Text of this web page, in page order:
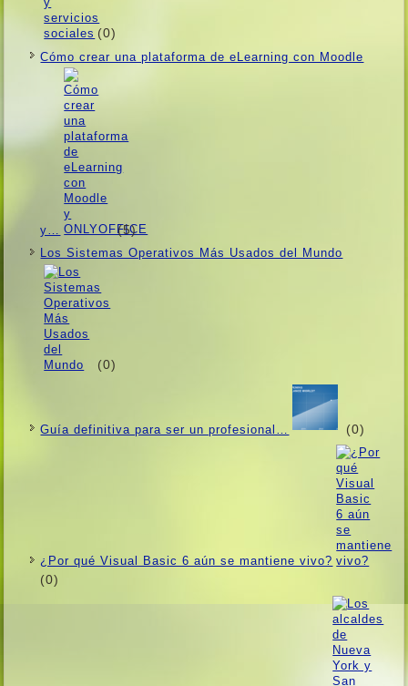
(0)
Cómo crear una plataforma de eLearning con Moodle
y… (5)
Los Sistemas Operativos Más Usados ​​del Mundo
(0)
Guí­a definitiva para ser un profesional… (0)
¿Por qué Visual Basic 6 aún se mantiene vivo?
(0)